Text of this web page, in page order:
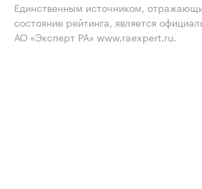
Единственным источником,
состояние рейтинга, является
АО «Эксперт РА» www.raexpert.ru.